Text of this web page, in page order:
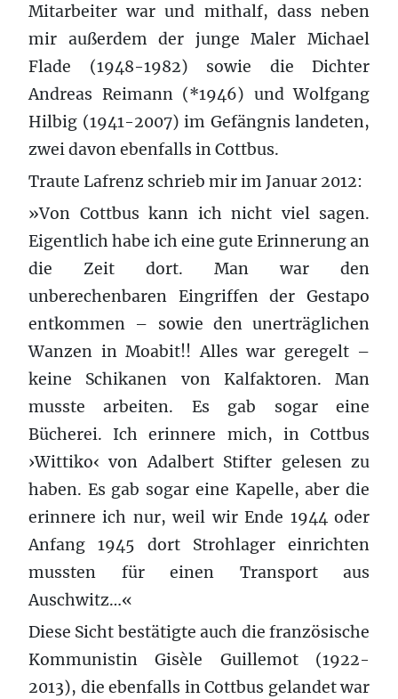
Mitarbeiter war und mithalf, dass neben
mir außerdem der junge Maler Michael
Flade (1948-1982) sowie die Dichter
Andreas Reimann (*1946) und Wolfgang
Hilbig (1941-2007) im Gefängnis landeten,
zwei davon ebenfalls in Cottbus.
Traute Lafrenz schrieb mir im Januar 2012:
»Von Cottbus kann ich nicht viel sagen.
Eigentlich habe ich eine gute Erinnerung an
die Zeit dort. Man war den
unberechenbaren Eingriffen der Gestapo
entkommen – sowie den unerträglichen
Wanzen in Moabit!! Alles war geregelt –
keine Schikanen von Kalfaktoren. Man
musste arbeiten. Es gab sogar eine
Bücherei. Ich erinnere mich, in Cottbus
›Wittiko‹ von Adalbert Stifter gelesen zu
haben. Es gab sogar eine Kapelle, aber die
erinnere ich nur, weil wir Ende 1944 oder
Anfang 1945 dort Strohlager einrichten
mussten für einen Transport aus
Auschwitz…«
Diese Sicht bestätigte auch die französische
Kommunistin Gisèle Guillemot (1922-
2013), die ebenfalls in Cottbus gelandet war